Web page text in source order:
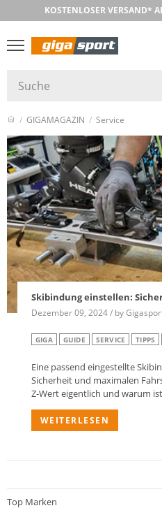
KOSTENLOSER VERSAND*
GIGAMAGAZIN Service
Skibindung einstellen:
Dezember 09, 2024 / by
GIGA GUIDE SERVICE TIPPS
Eine passend eingestellte
Sicherheit und maximalen
Z‑Wert eigentlich und warum
WEITERLESEN
Top Marken